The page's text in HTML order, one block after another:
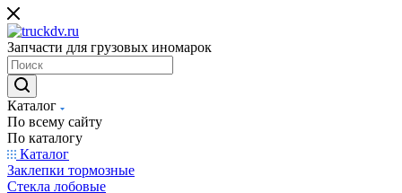
Запчасти для грузовых иномарок
Каталог
По всему сайту
По каталогу
Каталог
Заклепки тормозные
Стекла лобовые